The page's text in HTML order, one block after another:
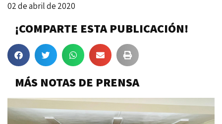
02 de abril de 2020
¡COMPARTE ESTA PUBLICACIÓN!
MÁS NOTAS DE PRENSA